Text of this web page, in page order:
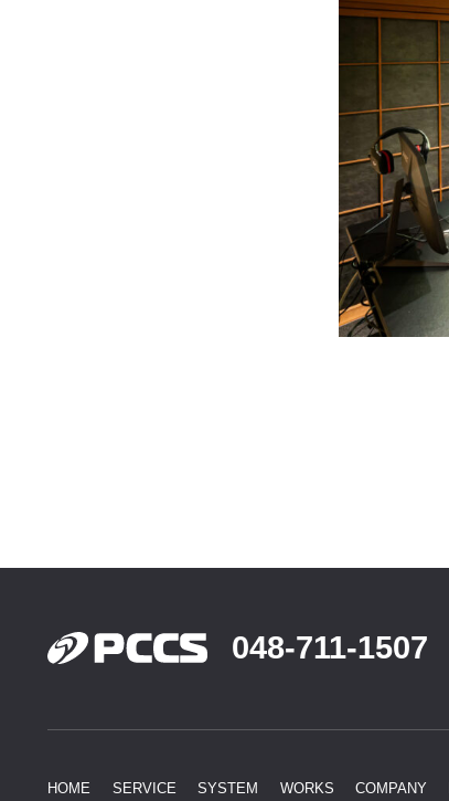
048-711-1507
HOME SERVICE SYSTEM WORKS COMPANY